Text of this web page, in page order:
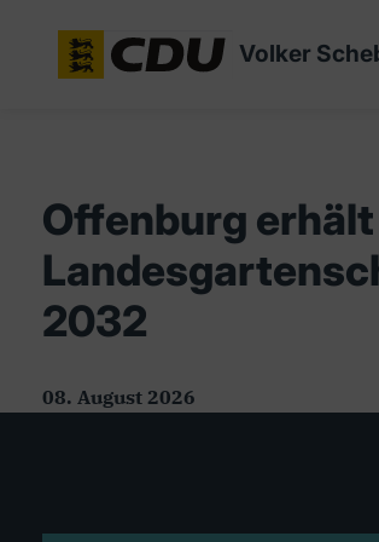
Volker
Offenburg erhält
2032
08. August 2026